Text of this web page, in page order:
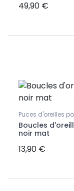
49,90 €
Puces d'oreilles
Boucles
noir mat
13,90 €